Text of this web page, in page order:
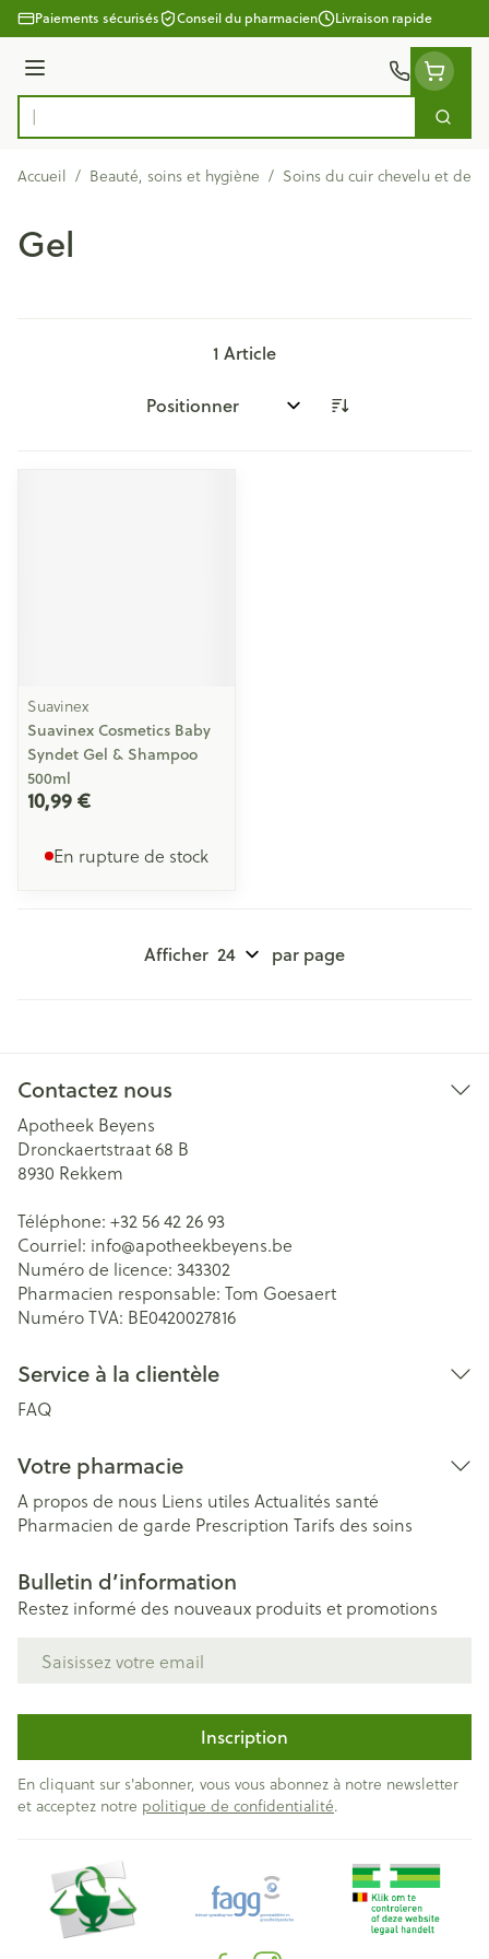
Aller au contenu
Paiements sécurisés Conseil du pharmacien Livraison rapide
Menu
Rechercher
Accueil / Beauté, soins et hygiène / Soins du cuir chevelu et des
Gel
1 Article
Trier par:
Suavinex
Suavinex Cosmetics Baby
Syndet Gel & Shampoo
500ml
10,99 €
En rupture de stock
Afficher par page
Contactez nous
Apotheek Beyens
Dronckaertstraat 68 B
8930 Rekkem
Téléphone: +32 56 42 26 93
Courriel: info@apotheekbeyens.be
Numéro de licence: 343302
Pharmacien responsable: Tom Goesaert
Numéro TVA: BE0420027816
Service à la clientèle
FAQ
Votre pharmacie
A propos de nous Liens utiles Actualités santé
Pharmacien de garde Prescription Tarifs des soins
Bulletin d’information
Restez informé des nouveaux produits et promotions
Inscription
En cliquant sur s'abonner, vous vous abonnez à notre newsletter
et acceptez notre politique de confidentialité.